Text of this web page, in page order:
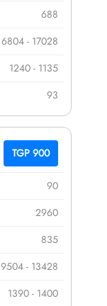
688
6804 - 17028
1240 - 1135
93
TGP 900
90
2960
835
9504 - 13428
1390 - 1400